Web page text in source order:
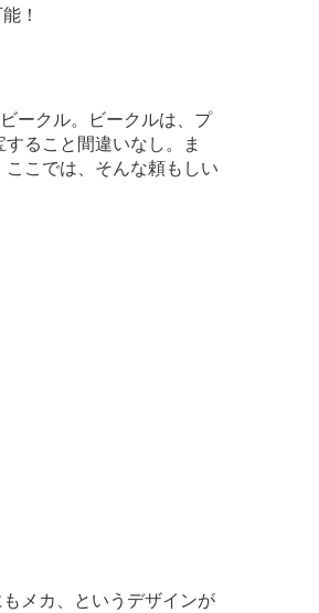
！
ークル。ビークルは、プ
ること間違いなし。ま
こでは、そんな頼もしい
メカ、というデザインが